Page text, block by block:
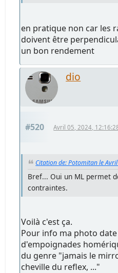
en pratique non car les
doivent être
un bon rendement
dio
#520 Avril 05, 2024,
Citation de: Potomitan le
Bref... Oui un ML permet
contraintes.
Voilà c'est ça.
Pour info ma photo
d'empoignades
du genre "jamais le
cheville du reflex, ..."